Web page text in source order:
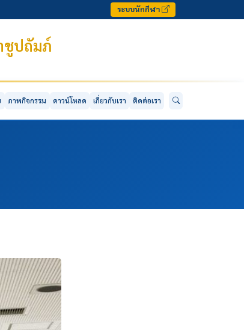
ระบบนักกีฬา
ชูปถัมภ์
ภาพกิจกรรม ดาวน์โหลด เกี่ยวกับเรา ติดต่อเรา